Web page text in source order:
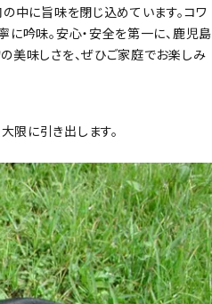
中に旨味を閉じ込めています。コワ
に吟味。安心・安全を第一に、鹿児島
美味しさを、ぜひご家庭でお楽しみ
限に引き出します。